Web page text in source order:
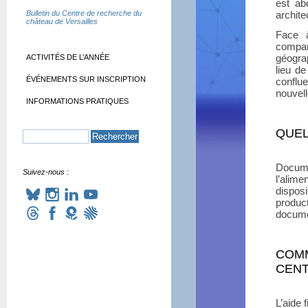
est
Face
lieu
Bulletin du Centre de recherche du
château de Versailles
ACTIVITÉS DE L’ANNÉE
ÉVÉNEMENTS SUR INSCRIPTION
INFORMATIONS PRATIQUES
Suivez-nous :